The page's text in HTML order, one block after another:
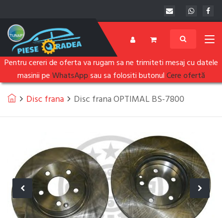
Pentru cereri de oferta va rugam sa ne trimiteti mesaj cu datele
masinii peWhatsAppsau sa folositi butonulCere ofertă
Disc frana Disc frana OPTIMAL BS-7800